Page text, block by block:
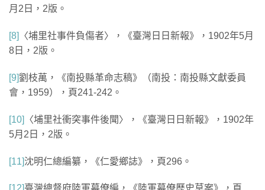
月2日，2版。
[8]
〈埔里社事件負傷者〉，《臺灣日日新報》，1902年5月
8日，2版。
[9]劉枝萬，《南投縣革命志稿》（南投：南投縣文獻委員
會，1959），頁241-242。
[10]
〈埔里社衝突事件後聞〉，《臺灣日日新報》，1902年
5月2日，2版。
[11]沈明仁總編纂，《仁愛鄉誌》，頁296。